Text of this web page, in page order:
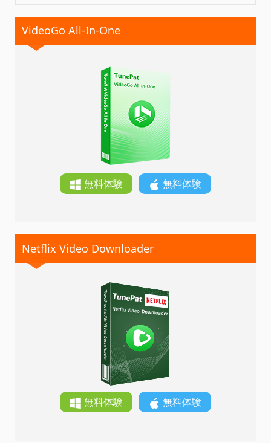
VideoGo All-In-One
無料体験 無料体験
Netflix Video Downloader
無料体験 無料体験